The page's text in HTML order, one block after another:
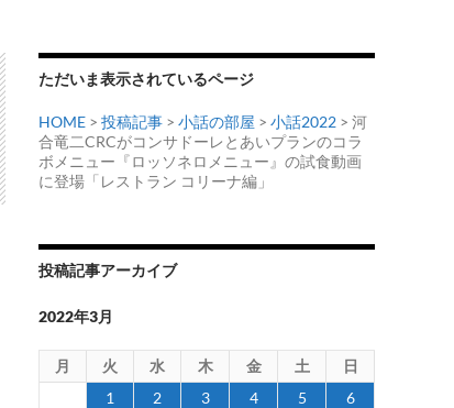
ただいま表示されているページ
HOME > 投稿記事 > 小話の部屋 > 小話2022 > 河
合竜二CRCがコンサドーレとあいプランのコラ
ボメニュー『ロッソネロメニュー』の試食動画
に登場「レストラン コリーナ編」
投稿記事アーカイブ
2022年3月
月 火 水 木 金 土
日
1
2 3 4 5
6